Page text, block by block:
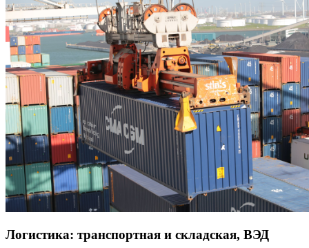
Логистика: транспортная и складская, ВЭД